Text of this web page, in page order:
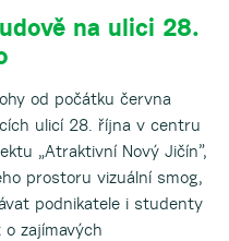
na ulici 28.
od počátku června
ulicí 28. října v centru
„Atraktivní Nový Jičín”,
prostoru vizuální smog,
podnikatele i studenty
zajímavých